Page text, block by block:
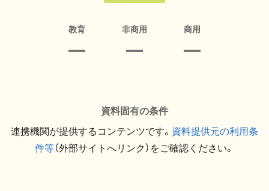
教育 非商用 商用
資料固有の条件
連携機関が提供するコンテンツです。 資料提供元の利用条
件等（外部サイトへリンク）をご確認ください。